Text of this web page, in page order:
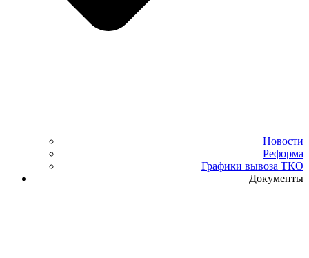
Новости
Реформа
Графики вывоза ТКО
Документы